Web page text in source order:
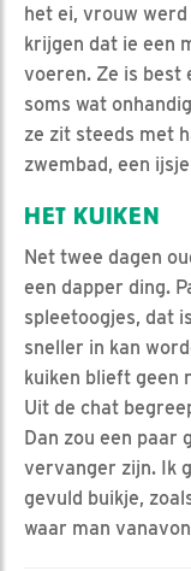
het ei, vrouw
krijgen dat ie een
voeren. Ze is best
soms wat
ze zit steeds met
zwembad, een
HET KUIKEN
Net twee dagen
een dapper ding.
spleetoogjes, dat
sneller in kan
kuiken blieft geen
Uit de chat
Dan zou een paar
vervanger zijn. Ik
gevuld buikje,
waar man